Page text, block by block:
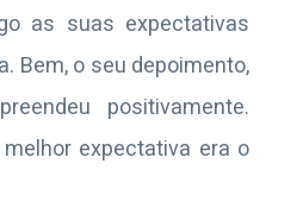
as suas expectativas
Bem, o seu depoimento,
positivamente.
expectativa era o